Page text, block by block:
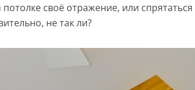
своё отражение, или
не так ли?